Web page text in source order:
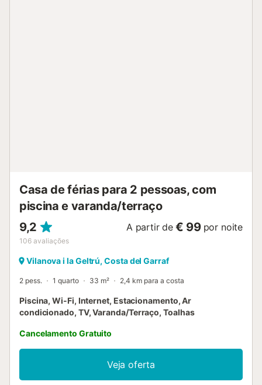
Casa de férias para 2 pessoas, com
piscina e varanda/terraço
9,2
106 avaliações
A partir de € 99 por noite
Vilanova i la Geltrú, Costa del Garraf
2 pess. 1 quarto 33 m² 2,4 km para a costa
Piscina, Wi-Fi, Internet, Estacionamento, Ar
condicionado, TV, Varanda/Terraço, Toalhas
Cancelamento Gratuito
Veja oferta